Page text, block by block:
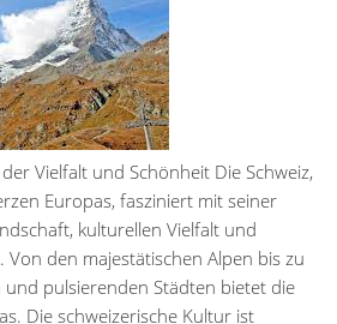
Vielfalt und Schönheit Die Schweiz,
Europas, fasziniert mit seiner
kulturellen Vielfalt und
den majestätischen Alpen bis zu
und pulsierenden Städten bietet die
Die schweizerische Kultur ist